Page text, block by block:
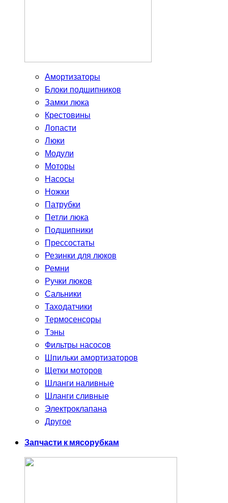
Амортизаторы
Блоки подшипников
Замки люка
Крестовины
Лопасти
Люки
Модули
Моторы
Насосы
Ножки
Патрубки
Петли люка
Подшипники
Прессостаты
Резинки для люков
Ремни
Ручки люков
Сальники
Таходатчики
Термосенсоры
Тэны
Фильтры насосов
Шпильки амортизаторов
Щетки моторов
Шланги наливные
Шланги сливные
Электроклапана
Другое
Запчасти к мясорубкам